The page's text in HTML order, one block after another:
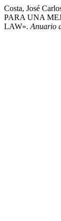
Costa, José
PARA UNA
LAW». Anuario